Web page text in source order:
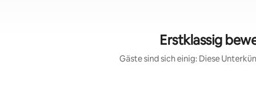
Erstklassig
Gäste sind sich einig: Diese